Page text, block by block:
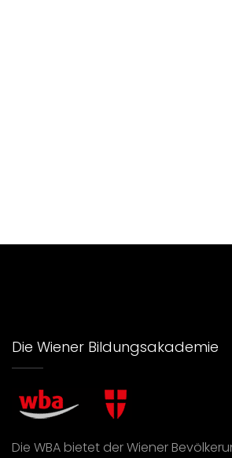
Die Wiener Bildungsakademie
Die WBA bietet der Wiener